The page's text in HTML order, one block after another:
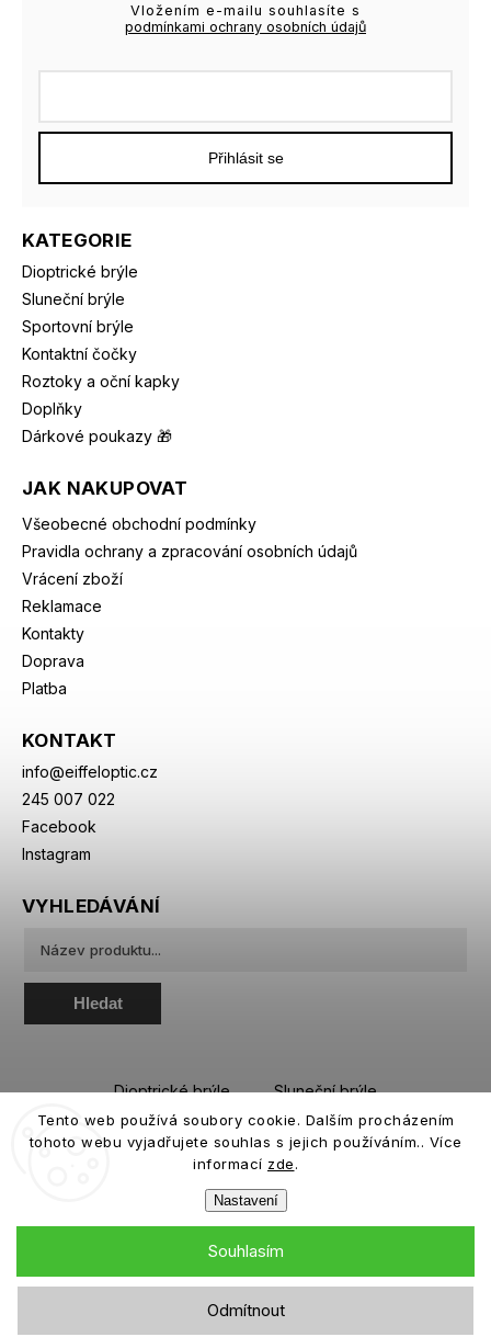
Tento web používá soubory cookie. Dalším procházením
tohoto webu vyjadřujete souhlas s jejich používáním.. Více
informací zde.
Nastavení
Odmítnout
Souhlasím
KATEGORIE
Dioptrické brýle
Sluneční brýle
Sportovní brýle
Kontaktní čočky
Roztoky a oční kapky
Doplňky
Dárkové poukazy 🎁
JAK NAKUPOVAT
Všeobecné obchodní podmínky
Pravidla ochrany a zpracování osobních údajů
Vrácení zboží
Reklamace
Kontakty
Doprava
Platba
KONTAKT
info@eiffeloptic.cz
245 007 022
Facebook
Instagram
Vložením e-mailu souhlasíte s
podmínkami ochrany osobních údajů
Přihlásit se
VYHLEDÁVÁNÍ
Hledat
Dioptrické brýle
Sluneční brýle
Sportovní brýle
Kontaktní čočky
Roztoky a oční kapky
Copyright 2026eiffeloptic.cz. Všechna práva vyhrazena.